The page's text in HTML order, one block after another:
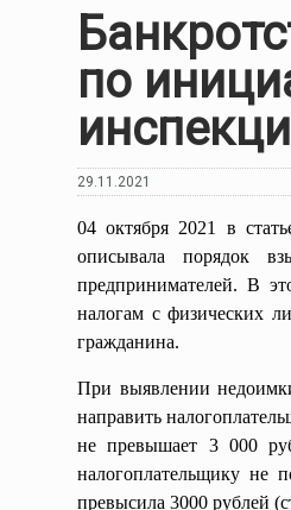
по
29.11.2021
04 октября 2021 в
описывала порядок
предпринимателей. В
налогам с физических
гражданина.
При выявлении
направить
не превышает 3 000
налогоплательщику не
превысила 3000 рублей